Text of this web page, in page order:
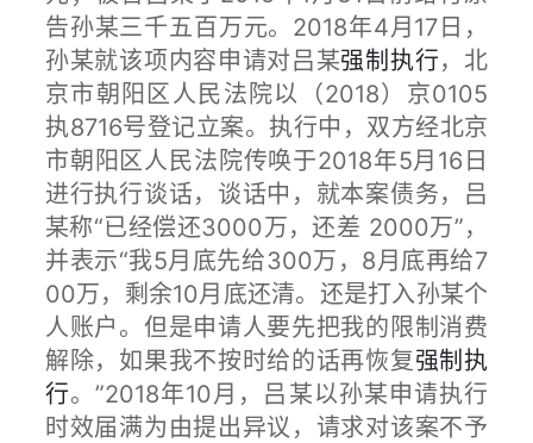
告孙某三千五百万元。2018年4月17日，
孙某就该项内容申请对吕某强制执行，北
京市朝阳区人民法院以（2018）京0105
执8716号登记立案。执行中，双方经北京
市朝阳区人民法院传唤于2018年5月16日
进行执行谈话，谈话中，就本案债务，吕
某称“已经偿还3000万，还差 2000万”，
并表示“我5月底先给300万，8月底再给7
00万，剩余10月底还清。还是打入孙某个
人账户。但是申请人要先把我的限制消费
解除，如果我不按时给的话再恢复强制执
行。”2018年10月，吕某以孙某申请执行
时效届满为由提出异议，请求对该案不予